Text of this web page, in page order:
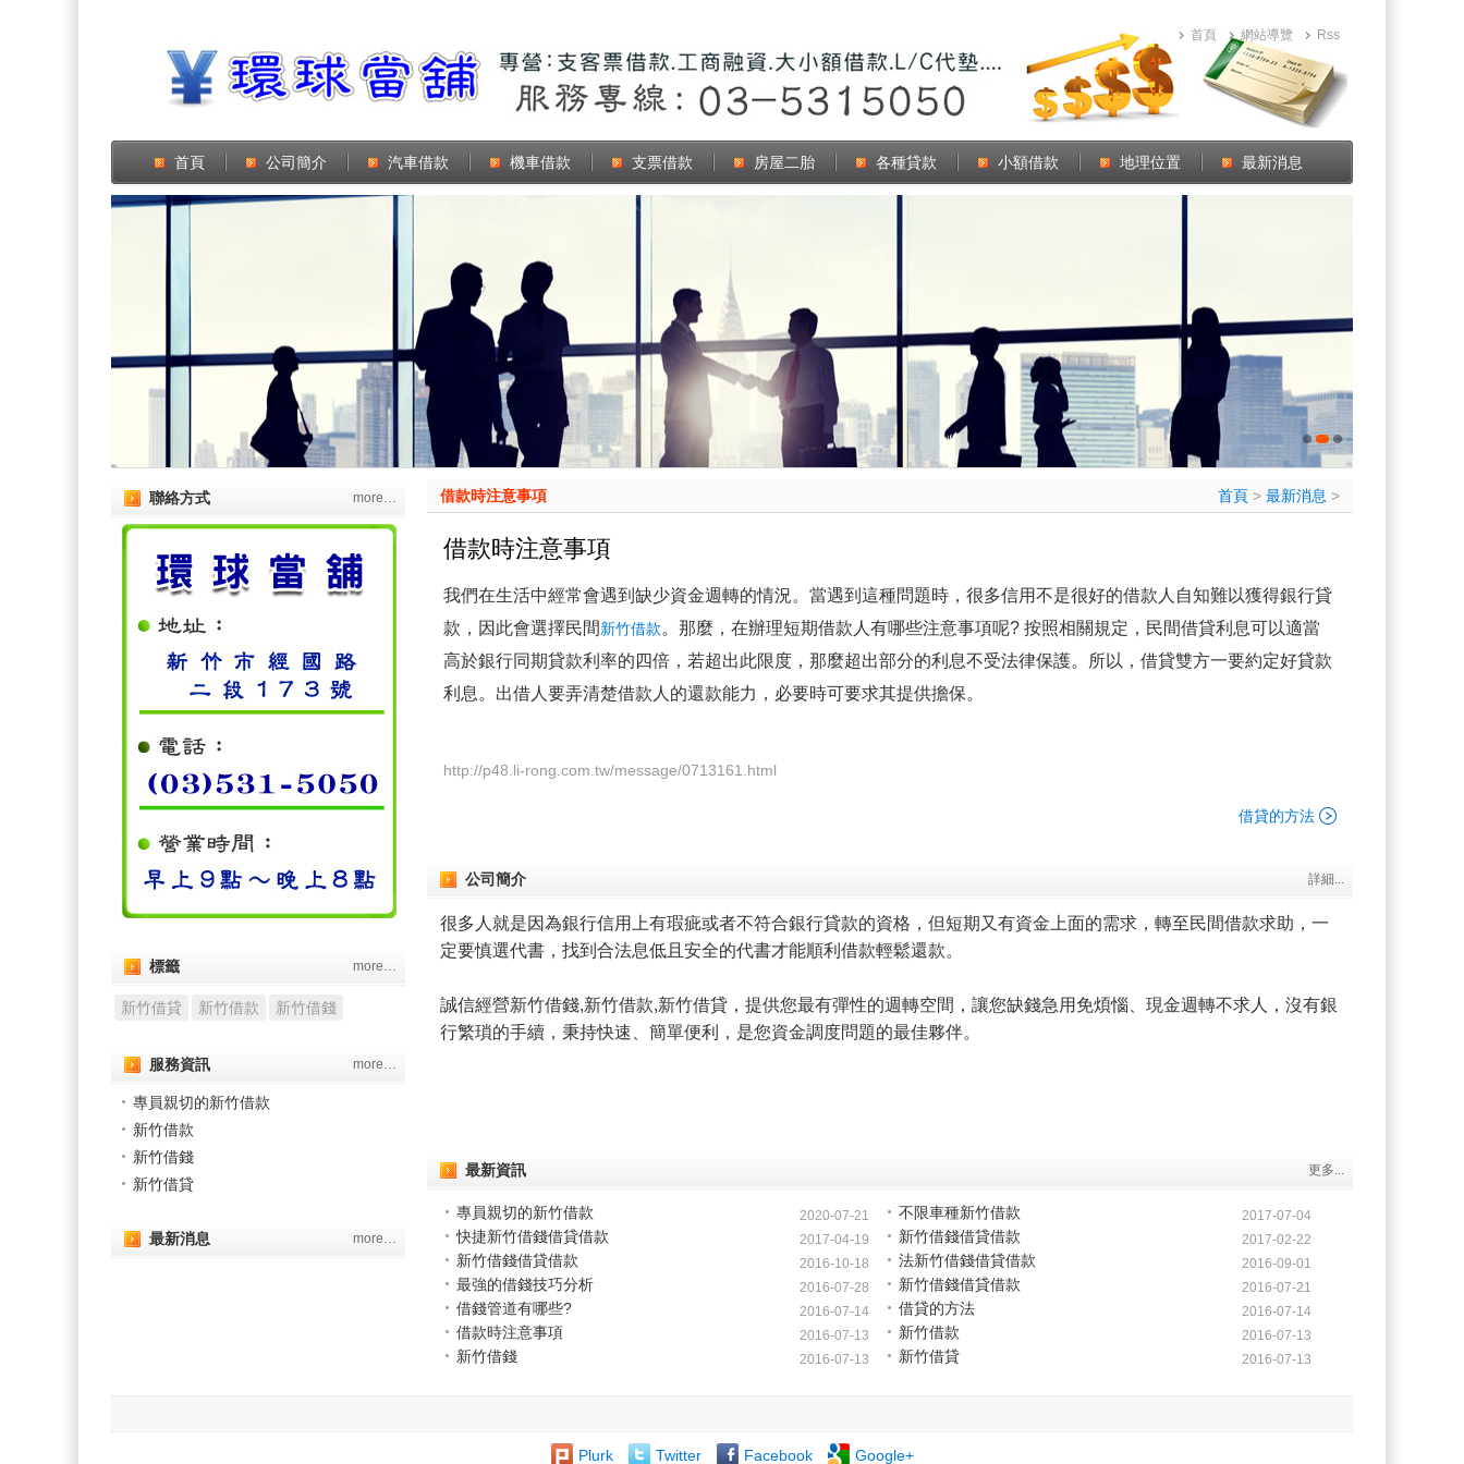
首頁 網站導覽 Rss
首頁 公司簡介 汽車借款 機車借款 支票借款 房屋二胎 各種貸款 小額借款 地理位置 最新消息
聯絡方式 more…
標籤 more…
新竹借貸 新竹借款 新竹借錢
服務資訊 more…
專員親切的新竹借款
新竹借款
新竹借錢
新竹借貸
最新消息 more…
借款時注意事項 首頁 > 最新消息 >
借款時注意事項
我們在生活中經常會遇到缺少資金週轉的情況。當遇到這種問題時，很多信用不是很好的借款人自知難以獲得銀行貸
款，因此會選擇民間新竹借款。那麼，在辦理短期借款人有哪些注意事項呢? 按照相關規定，民間借貸利息可以適當
高於銀行同期貸款利率的四倍，若超出此限度，那麼超出部分的利息不受法律保護。所以，借貸雙方一要約定好貸款
利息。出借人要弄清楚借款人的還款能力，必要時可要求其提供擔保。
http://p48.li-rong.com.tw/message/0713161.html
借貸的方法
公司簡介 詳細...
很多人就是因為銀行信用上有瑕疵或者不符合銀行貸款的資格，但短期又有資金上面的需求，轉至民間借款求助，一
定要慎選代書，找到合法息低且安全的代書才能順利借款輕鬆還款。
誠信經營新竹借錢,新竹借款,新竹借貸，提供您最有彈性的週轉空間，讓您缺錢急用免煩惱、現金週轉不求人，沒有銀
行繁瑣的手續，秉持快速、簡單便利，是您資金調度問題的最佳夥伴。
最新資訊 更多...
專員親切的新竹借款 2020-07-21 不限車種新竹借款 2017-07-04
快捷新竹借錢借貸借款 2017-04-19 新竹借錢借貸借款 2017-02-22
新竹借錢借貸借款 2016-10-18 法新竹借錢借貸借款 2016-09-01
最強的借錢技巧分析 2016-07-28 新竹借錢借貸借款 2016-07-21
借錢管道有哪些? 2016-07-14 借貸的方法 2016-07-14
借款時注意事項 2016-07-13 新竹借款 2016-07-13
新竹借錢 2016-07-13 新竹借貸 2016-07-13
Plurk Twitter Facebook Google+